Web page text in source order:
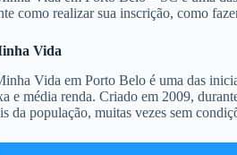
como realizar sua inscrição, como
Vida
Vida em Porto Belo é uma das
e média renda. Criado em 2009,
da população, muitas vezes sem